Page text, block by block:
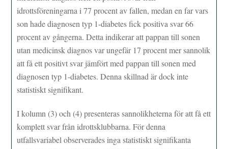
idrottsföreningarna i 77 procent av fallen, medan en far vars
son hade diagnosen typ 1-diabetes fick positiva svar 66
procent av gångerna. Detta indikerar att pappan till sonen
utan medicinsk diagnos var ungefär 17 procent mer sannolik
att få ett positivt svar jämfört med pappan till sonen med
diagnosen typ 1-diabetes. Denna skillnad är dock inte
statistiskt signifikant.
I kolumn (3) och (4) presenteras sannolikheterna för att få ett
komplett svar från idrottsklubbarna. För denna
utfallsvariabel observerades inga statistiskt signifikanta